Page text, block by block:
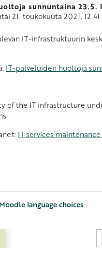
sunnuntaina 23.5.
21. toukokuuta 2021, 12.41
IT-infrastruktuurin
IT-palveluiden huoltoja
of the IT infrastructure
IT services
language choices